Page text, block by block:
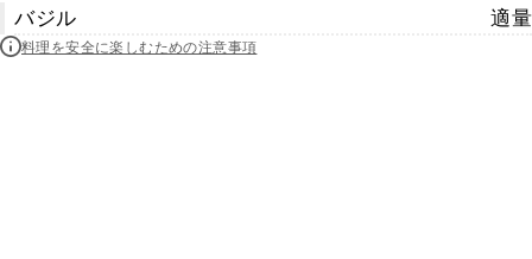
バジル
適量
料理を安全に楽しむための注意事項